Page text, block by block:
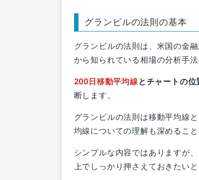
グランビルの法則の基本
グランビルの法則は、米国の金
から知られている相場の分析手法
200日移動平均線とチャートの
断します。
グランビルの法則は移動平均線
均線についての理解も深めるこ
シンプルな内容ではありますが
上でしっかり押さえておきたいと